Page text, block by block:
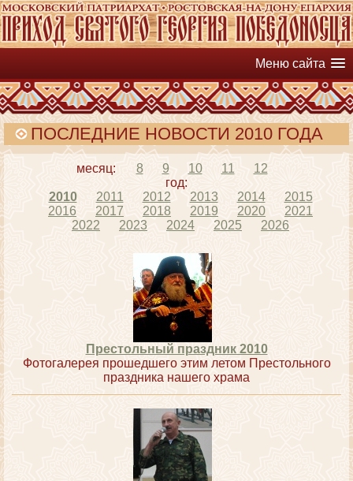
Меню сайта
ПОСЛЕДНИЕ НОВОСТИ 2010 ГОДА
месяц: 8 9 10 11
12
год:
2010
2011 2012 2013 2014
2015
2016
2017 2018 2019 2020
2021
2022
2023 2024 2025 2026
Престольный праздник 2010
Фотогалерея прошедшего этим летом Престольного
праздника нашего храма